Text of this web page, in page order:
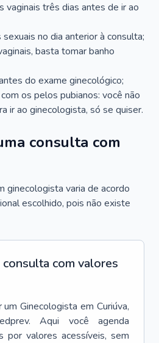
vaginais três dias antes de ir ao
no dia anterior à consulta;
basta tomar banho
do exame ginecológico;
os pelos pubianos: você não
ir ao ginecologista, só se quiser.
consulta com
ginecologista varia de acordo
escolhido, pois não existe
com valores
um Ginecologista em Curiúva,
Aqui você agenda
por valores acessíveis, sem